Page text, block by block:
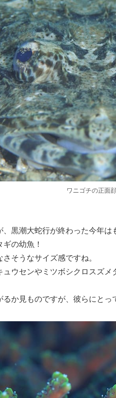
ワニゴチの正面
黒潮大蛇行が終わった今年は
の幼魚！
そうなサイズ感ですね。
ウセンやミツボシクロスズ
か見ものですが、彼らにとっ